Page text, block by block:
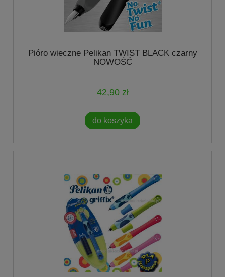
Pióro wieczne Pelikan TWIST BLACK czarny
NOWOŚĆ
42,90 zł
do koszyka